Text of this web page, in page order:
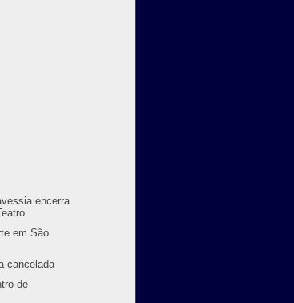
encerra
...
em São
cancelada
de